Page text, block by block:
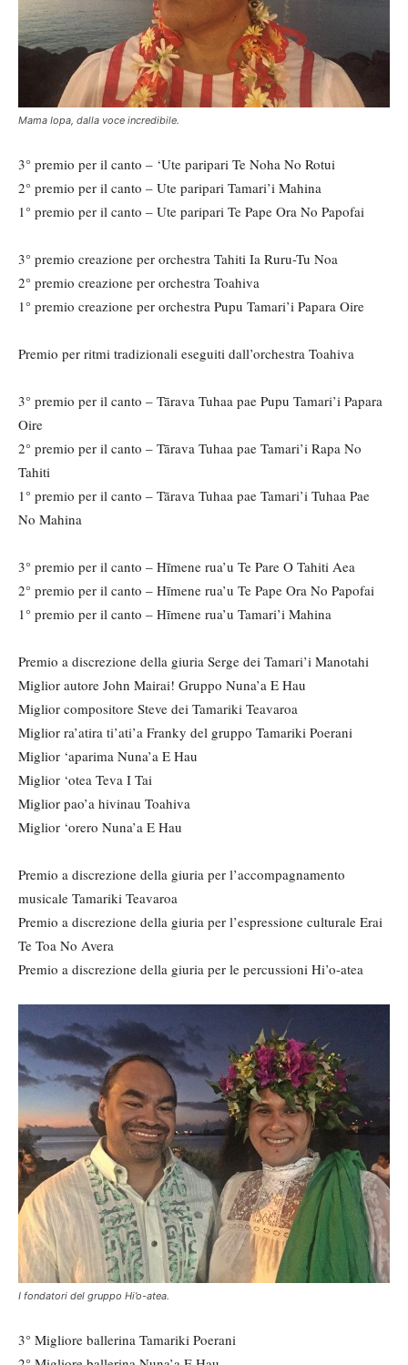
Mama Iopa, dalla voce incredibile.
3° premio per il canto – ‘Ute paripari Te Noha No Rotui
2° premio per il canto – Ute paripari Tamari’i Mahina
1° premio per il canto – Ute paripari Te Pape Ora No Papofai
3° premio creazione per orchestra Tahiti Ia Ruru-Tu Noa
2° premio creazione per orchestra Toahiva
1° premio creazione per orchestra Pupu Tamari’i Papara Oire
Premio per ritmi tradizionali eseguiti dall’orchestra Toahiva
3° premio per il canto – Tārava Tuhaa pae Pupu Tamari’i Papara
Oire
2° premio per il canto – Tārava Tuhaa pae Tamari’i Rapa No
Tahiti
1° premio per il canto – Tārava Tuhaa pae Tamari’i Tuhaa Pae
No Mahina
3° premio per il canto – Hīmene rua’u Te Pare O Tahiti Aea
2° premio per il canto – Hīmene rua’u Te Pape Ora No Papofai
1° premio per il canto – Hīmene rua’u Tamari’i Mahina
Premio a discrezione della giuria Serge dei Tamari’i Manotahi
Miglior autore John Mairai! Gruppo Nuna’a E Hau
Miglior compositore Steve dei Tamariki Teavaroa
Miglior ra’atira ti’ati’a Franky del gruppo Tamariki Poerani
Miglior ‘aparima Nuna’a E Hau
Miglior ‘otea Teva I Tai
Miglior pao’a hivinau Toahiva
Miglior ‘orero Nuna’a E Hau
Premio a discrezione della giuria per l’accompagnamento
musicale Tamariki Teavaroa
Premio a discrezione della giuria per l’espressione culturale Erai
Te Toa No Avera
Premio a discrezione della giuria per le percussioni Hi’o-atea
I fondatori del gruppo Hi’o-atea.
3° Migliore ballerina Tamariki Poerani